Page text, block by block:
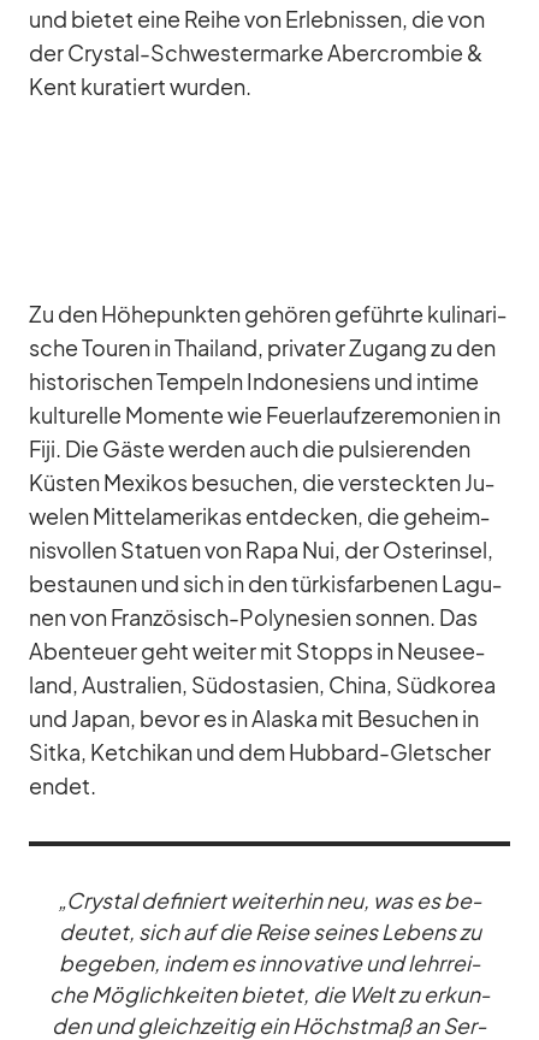
und bie­tet eine Reihe von Er­leb­nis­sen, die von
der Crys­tal-Schwes­ter­marke Aber­crom­bie &
Kent ku­ra­tiert wur­den.
Zu den Hö­he­punk­ten ge­hö­ren ge­führte ku­li­na­ri­
sche Tou­ren in Thai­land, pri­va­ter Zu­gang zu den
his­to­ri­schen Tem­peln In­do­ne­si­ens und in­time
kul­tu­relle Mo­mente wie Feu­er­lauf­ze­re­mo­nien in
Fiji. Die Gäste wer­den auch die pul­sie­ren­den
Küs­ten Me­xi­kos be­su­chen, die ver­steck­ten Ju­
we­len Mit­tel­ame­ri­kas ent­de­cken, die ge­heim­
nis­vol­len Sta­tuen von Rapa Nui, der Os­ter­in­sel,
be­stau­nen und sich in den tür­kis­far­be­nen La­gu­
nen von Fran­zö­sisch-Po­ly­ne­sien son­nen. Das
Aben­teuer geht wei­ter mit Stopps in Neu­see­
land, Aus­tra­lien, Süd­ost­asien, China, Süd­ko­rea
und Ja­pan, be­vor es in Alaska mit Be­su­chen in
Sitka, Ket­chi­kan und dem Hub­bard-Glet­scher
en­det.
„Crys­tal de­fi­niert wei­ter­hin neu, was es be­
deu­tet, sich auf die Reise sei­nes Le­bens zu
be­ge­ben, in­dem es in­no­va­tive und lehr­rei­
che Mög­lich­kei­ten bie­tet, die Welt zu er­kun­
den und gleich­zei­tig ein Höchst­maß an Ser­